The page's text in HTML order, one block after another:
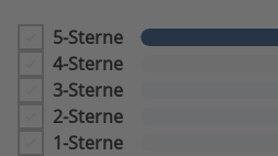
5-Sterne
4-Sterne
3-Sterne
2-Sterne
1-Sterne